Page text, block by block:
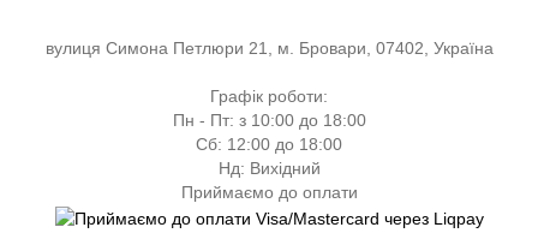
вулиця Симона Петлюри 21, м. Бровари, 07402, Україна
Графік роботи:
Пн - Пт: з 10:00 до 18:00
Сб: 12:00 до 18:00
Нд: Вихідний
Приймаємо до оплати